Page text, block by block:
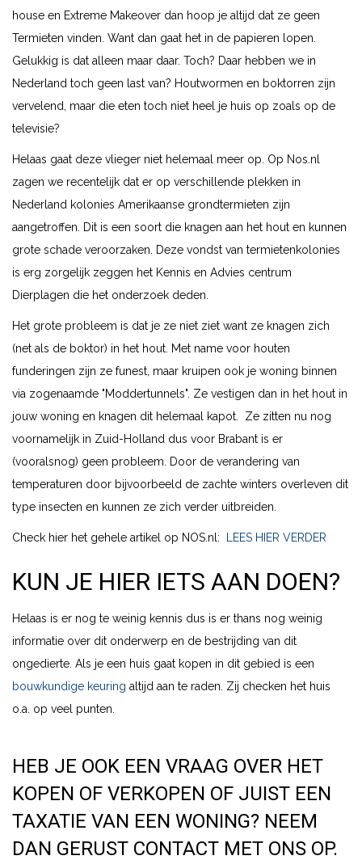
house en Extreme Makeover dan hoop je altijd dat ze geen
Termieten vinden. Want dan gaat het in de papieren lopen.
Gelukkig is dat alleen maar daar. Toch? Daar hebben we in
Nederland toch geen last van? Houtwormen en boktorren zijn
vervelend, maar die eten toch niet heel je huis op zoals op de
televisie?
Helaas gaat deze vlieger niet helemaal meer op. Op Nos.nl
zagen we recentelijk dat er op verschillende plekken in
Nederland kolonies Amerikaanse grondtermieten zijn
aangetroffen. Dit is een soort die knagen aan het hout en kunnen
grote schade veroorzaken. Deze vondst van termietenkolonies
is erg zorgelijk zeggen het Kennis en Advies centrum
Dierplagen die het onderzoek deden.
Het grote probleem is dat je ze niet ziet want ze knagen zich
(net als de boktor) in het hout. Met name voor houten
funderingen zijn ze funest, maar kruipen ook je woning binnen
via zogenaamde "Moddertunnels". Ze vestigen dan in het hout in
jouw woning en knagen dit helemaal kapot. Ze zitten nu nog
voornamelijk in Zuid-Holland dus voor Brabant is er
(vooralsnog) geen probleem. Door de verandering van
temperaturen door bijvoorbeeld de zachte winters overleven dit
type insecten en kunnen ze zich verder uitbreiden.
Check hier het gehele artikel op NOS.nl: LEES HIER VERDER
KUN JE HIER IETS AAN DOEN?
Helaas is er nog te weinig kennis dus is er thans nog weinig
informatie over dit onderwerp en de bestrijding van dit
ongedierte. Als je een huis gaat kopen in dit gebied is een
bouwkundige keuring altijd aan te raden. Zij checken het huis
o.a. op veel punten.
HEB JE OOK EEN VRAAG OVER HET
KOPEN OF VERKOPEN OF JUIST EEN
TAXATIE VAN EEN WONING? NEEM
DAN GERUST CONTACT MET ONS OP.